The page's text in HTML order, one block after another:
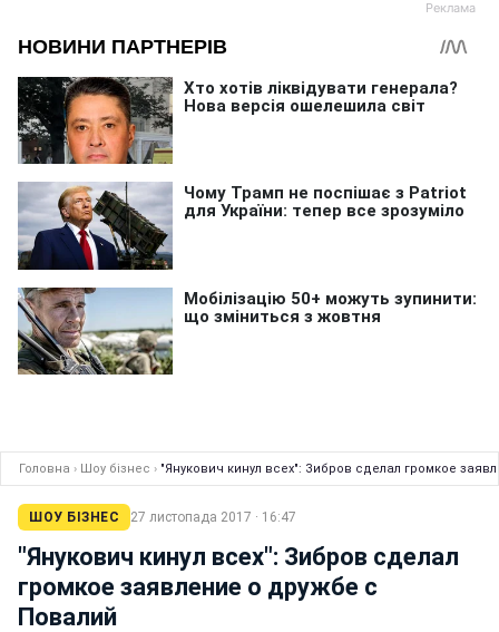
Головна › Шоу бізнес › "Янукович кинул всех": Зибров сделал громкое
ШОУ БІЗНЕС 27 листопада 2017 · 16:47
"Янукович кинул всех": Зибров сделал
громкое заявление о дружбе с
Повалий